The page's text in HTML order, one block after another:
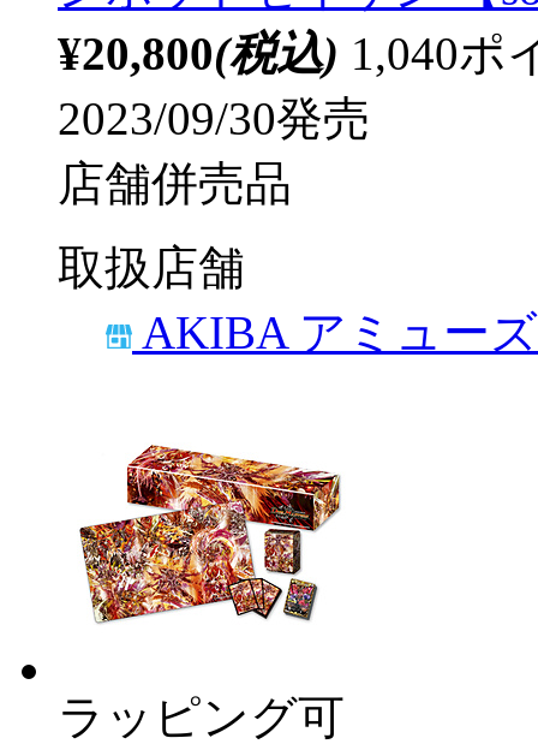
¥20,800(税込) 1,040ポ
2023/09/30発売
店舗併売品
取扱店舗
AKIBA アミュー
ラッピング可